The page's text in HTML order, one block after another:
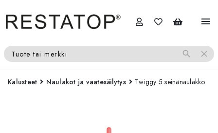
menu
Tuote tai merkki search close
Kalusteet Naulakot ja vaatesäilytys Twiggy 5 seinänaulakko